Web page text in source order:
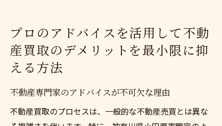
プロのアドバイスを活用して不動
産買取のデメリットを最小限に抑
える方法
不動産専門家のアドバイスが不可欠な理由
不動産買取のプロセスは、一般的な不動産売買とは異な